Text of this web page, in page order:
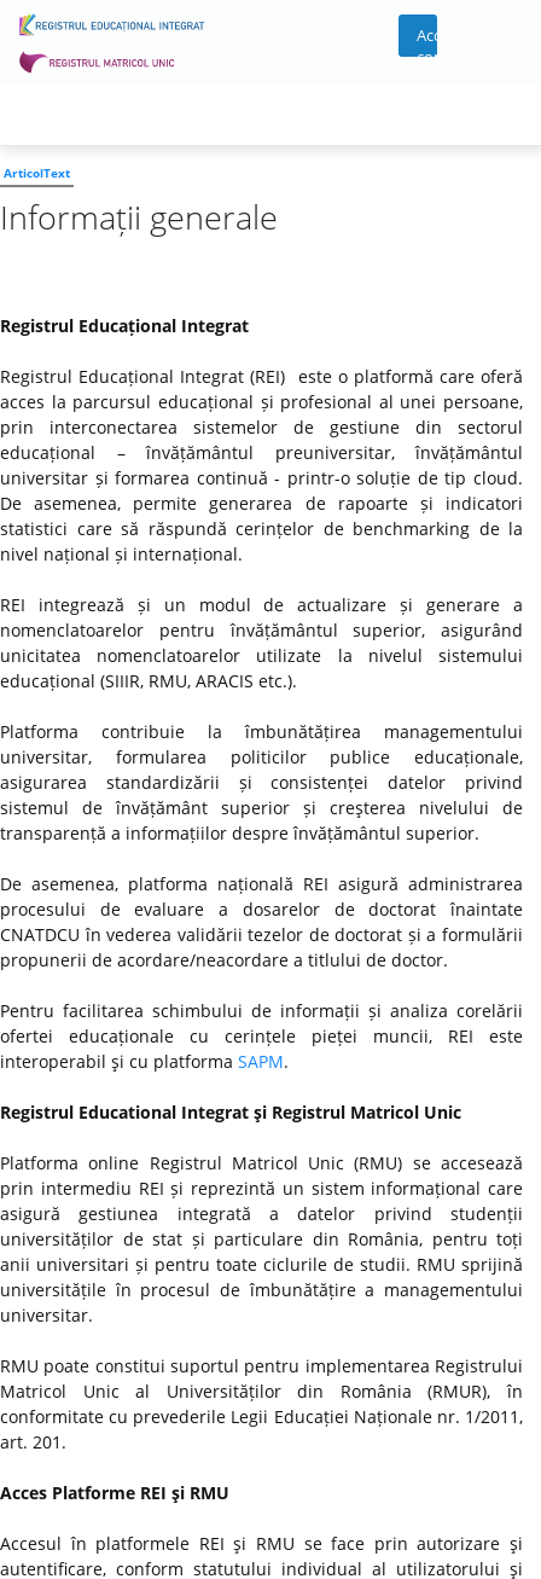
Acces
cont
ArticolText
Informații generale
Registrul Educațional Integrat
Registrul Educațional Integrat (REI) este o platformă care oferă
acces la parcursul educațional și profesional al unei persoane,
prin interconectarea sistemelor de gestiune din sectorul
educațional – învățământul preuniversitar, învățământul
universitar și formarea continuă - printr-o soluție de tip cloud.
De asemenea, permite generarea de rapoarte și indicatori
statistici care să răspundă cerințelor de benchmarking de la
nivel național și internațional.
REI integrează și un modul de actualizare și generare a
nomenclatoarelor pentru învățământul superior, asigurând
unicitatea nomenclatoarelor utilizate la nivelul sistemului
educațional (SIIIR, RMU, ARACIS etc.).
Platforma contribuie la îmbunătățirea managementului
universitar, formularea politicilor publice educaționale,
asigurarea standardizării și consistenței datelor privind
sistemul de învățământ superior și creşterea nivelului de
transparență a informațiilor despre învățământul superior.
De asemenea, platforma națională REI asigură administrarea
procesului de evaluare a dosarelor de doctorat înaintate
CNATDCU în vederea validării tezelor de doctorat și a formulării
propunerii de acordare/neacordare a titlului de doctor.
Pentru facilitarea schimbului de informații și analiza corelării
ofertei educaționale cu cerințele pieței muncii, REI este
interoperabil şi cu platforma SAPM.
Registrul Educational Integrat şi Registrul Matricol Unic
Platforma online Registrul Matricol Unic (RMU) se accesează
prin intermediu REI și reprezintă un sistem informațional care
asigură gestiunea integrată a datelor privind studenții
universităților de stat și particulare din România, pentru toți
anii universitari și pentru toate ciclurile de studii. RMU sprijină
universitățile în procesul de îmbunătățire a managementului
universitar.
RMU poate constitui suportul pentru implementarea Registrului
Matricol Unic al Universităților din România (RMUR), în
conformitate cu prevederile Legii Educației Naționale nr. 1/2011,
art. 201.
Acces Platforme REI şi RMU
Accesul în platformele REI şi RMU se face prin autorizare şi
autentificare, conform statutului individual al utilizatorului şi